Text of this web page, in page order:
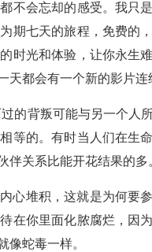
不会忘却的感受。我只
期七天的旅程，免费的
时光和体验，让你永生
都会有一个新的影片连
的背叛可能与另一个人
等的。有时当人们在生
关系比能开花结果的多
心堆积，这就是为何要
在你里面化脓腐烂，因
像蛇毒一样。